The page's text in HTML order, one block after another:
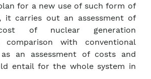
for a new use of such form of
it carries out an assessment of
of nuclear generation
comparison with conventional
an assessment of costs and
entail for the whole system in